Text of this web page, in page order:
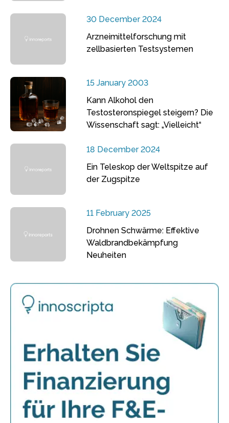
30 December 2024
Arzneimittelforschung mit
zellbasierten Testsystemen
15 January 2003
Kann Alkohol den
Testosteronspiegel steigern? Die
Wissenschaft sagt: „Vielleicht“
18 December 2024
Ein Teleskop der Weltspitze auf
der Zugspitze
11 February 2025
Drohnen Schwärme: Effektive
Waldbrandbekämpfung
Neuheiten